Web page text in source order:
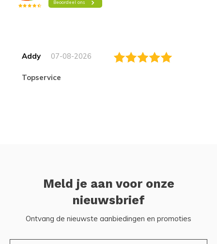
Addy 07-08-2026
topservice
Meld je aan voor onze
nieuwsbrief
Ontvang de nieuwste aanbiedingen en promoties